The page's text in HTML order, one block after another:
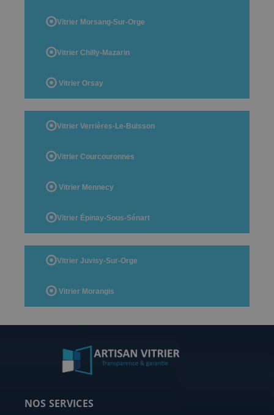
Vitrier Morsang-Sur-Orge
Vitrier Chilly-Mazarin
Vitrier Orsay
Vitrier Verrières-Le-Buisson
Vitrier Courcouronnes
Vitrier Mennecy
Vitrier Épinay-Sous-Sénart
Vitrier Juvisy-Sur-Orge
Vitrier Morangis
NOS SERVICES